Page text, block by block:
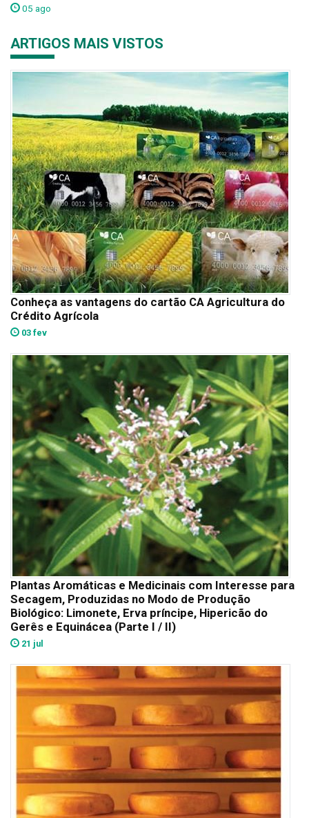
05 ago
ARTIGOS MAIS VISTOS
Conheça as vantagens do cartão CA Agricultura do
Crédito Agrícola
03 fev
Plantas Aromáticas e Medicinais com Interesse para
Secagem, Produzidas no Modo de Produção
Biológico: Limonete, Erva príncipe, Hipericão do
Gerês e Equinácea (Parte I / II)
21 jul